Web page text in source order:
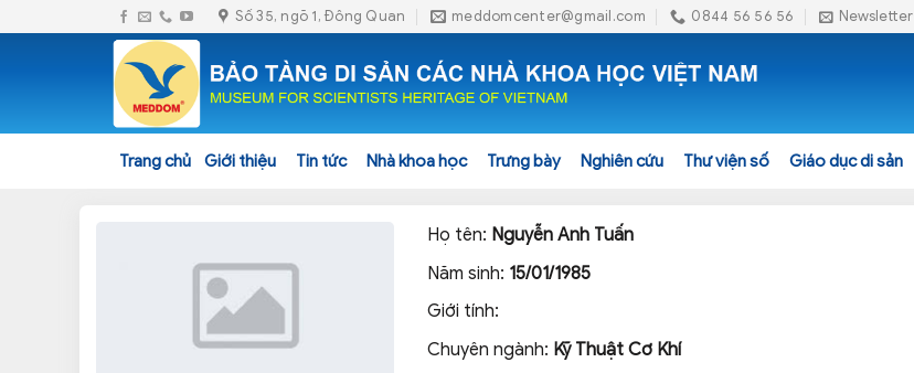
to
Số 35, ngõ 1, Đông Quan meddomcenter@gmail.com 0844 56 56 56 Newsletter
Trang chủ Giới thiệu Tin tức Nhà khoa học Trưng bày Nghiên cứu Thư viện số Giáo dục di sản
Họ tên: Nguyễn Anh Tuấn
Năm sinh: 15/01/1985
Giới tính:
Chuyên ngành: Kỹ Thuật Cơ Khí